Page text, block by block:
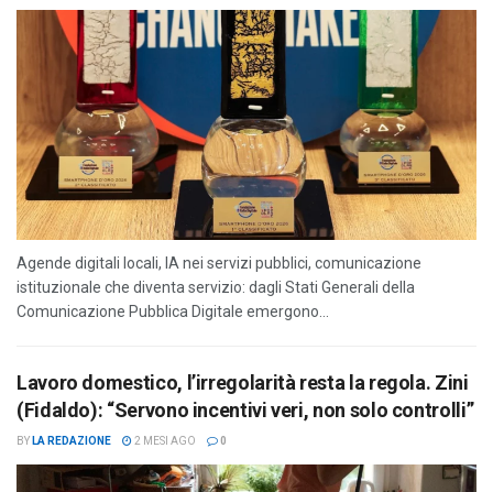
Agende digitali locali, IA nei servizi pubblici, comunicazione
istituzionale che diventa servizio: dagli Stati Generali della
Comunicazione Pubblica Digitale emergono...
Lavoro domestico, l’irregolarità resta la regola. Zini
(Fidaldo): “Servono incentivi veri, non solo controlli”
BY LA REDAZIONE 2 MESI AGO 0